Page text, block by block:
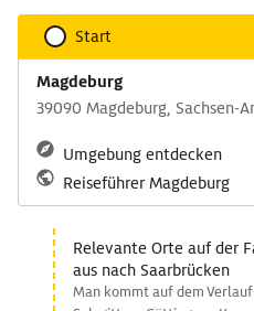
Start
Magdeburg
39090 Magdeburg, Sachsen-
Umgebung entdecken
Reiseführer Magdeburg
Relevante Orte auf der
aus nach Saarbrücken
Man kommt auf dem